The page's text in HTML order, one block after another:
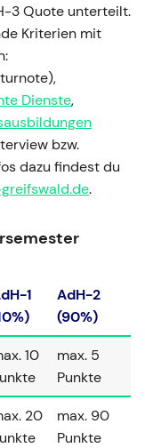
3 Quote unterteilt.
Kriterien mit
Dienste,
bzw.
dazu findest du
.
1
AdH-2
(90%)
10
max. 5
Punkte
20
max. 90
Punkte